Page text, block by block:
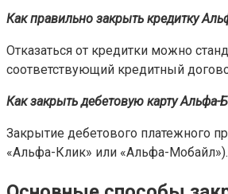
Как правильно закрыть кредитку
Отказаться от кредитки можно
соответствующий кредитный
Как закрыть дебетовую карту Альфа-
Закрытие дебетового платежного
«Альфа-Клик» или «Альфа-Мобайл»).